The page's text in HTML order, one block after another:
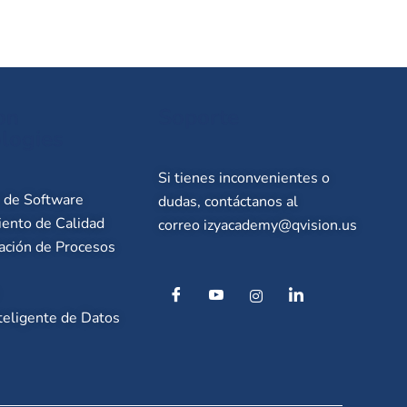
Software
de Calidad
de Procesos
de Datos
Si tienes inconvenientes o
dudas, contáctanos al
correo izyacademy@qvision.us